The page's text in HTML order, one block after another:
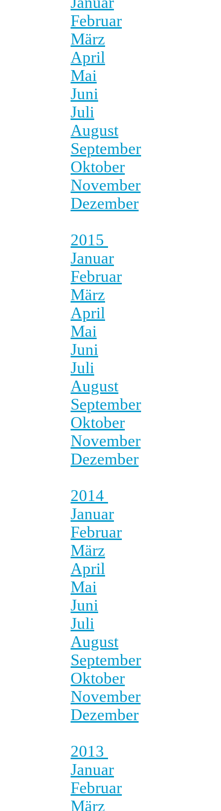
Februar
März
April
Mai
Juni
Juli
August
September
Oktober
November
Dezember
2015
Januar
Februar
März
April
Mai
Juni
Juli
August
September
Oktober
November
Dezember
2014
Januar
Februar
März
April
Mai
Juni
Juli
August
September
Oktober
November
Dezember
2013
Januar
Februar
März